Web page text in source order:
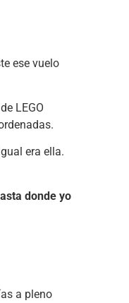
ese vuelo
LEGO
era ella.
donde yo
a pleno